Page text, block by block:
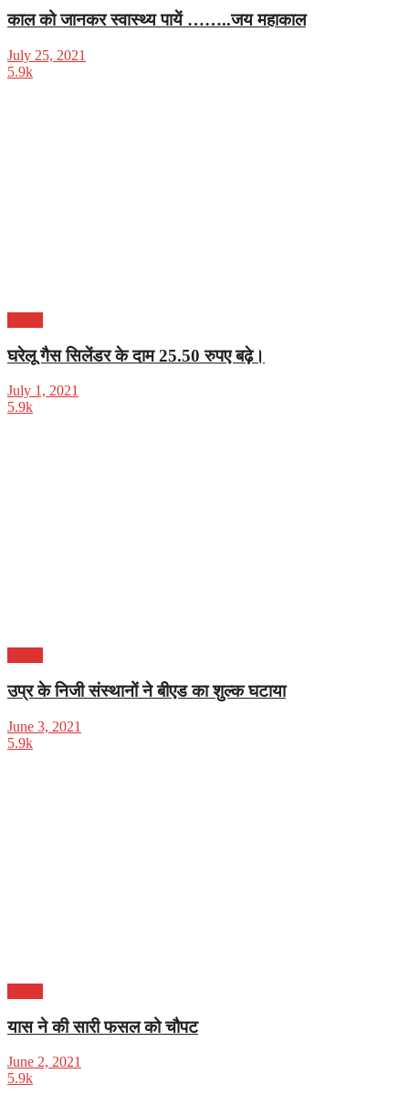
काल को जानकर स्वास्थ्य पायें ……..जय महाकाल
July 25, 2021
5.9k
घरेलू गैस सिलेंडर के दाम 25.50 रुपए बढ़े।
July 1, 2021
5.9k
उप्र के निजी संस्थानों ने बीएड का शुल्क घटाया
June 3, 2021
5.9k
यास ने की सारी फसल को चौपट
June 2, 2021
5.9k